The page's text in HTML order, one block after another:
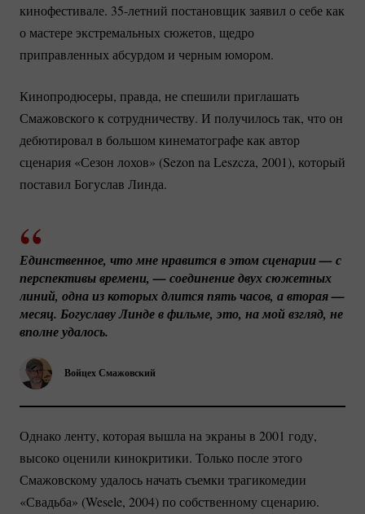
кинофестивале. 35-летний постановщик заявил о себе как
о мастере экстремальных сюжетов, щедро
приправленных абсурдом и черным юмором.
Кинопродюсеры, правда, не спешили приглашать
Смажовского к сотрудничеству. И получилось так, что он
дебютировал в большом кинематографе как автор
сценария «Сезон лохов» (Sezon na Leszcza, 2001), который
поставил Богуслав Линда.
Войцех Смажовский
Единственное, что мне нравится в этом сценарии — с
перспективы времени, — соединение двух сюжетных
линий, одна из которых длится пять часов, а вторая —
месяц. Богуславу Линде в фильме, это, на мой взгляд, не
вполне удалось.
Однако ленту, которая вышла на экраны в 2001 году,
высоко оценили кинокритики. Только после этого
Смажовскому удалось начать съемки трагикомедии
«Свадьба» (Wesele, 2004) по собственному сценарию.